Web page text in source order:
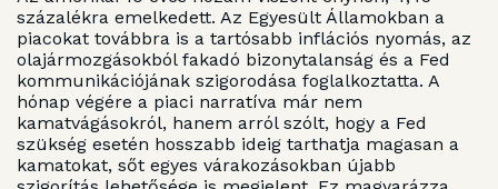
százalékra emelkedett. Az Egyesült Államokban a
piacokat továbbra is a tartósabb inflációs nyomás, az
olajármozgásokból fakadó bizonytalanság és a Fed
kommunikációjának szigorodása foglalkoztatta. A
hónap végére a piaci narratíva már nem
kamatvágásokról, hanem arról szólt, hogy a Fed
szükség esetén hosszabb ideig tarthatja magasan a
kamatokat, sőt egyes várakozásokban újabb